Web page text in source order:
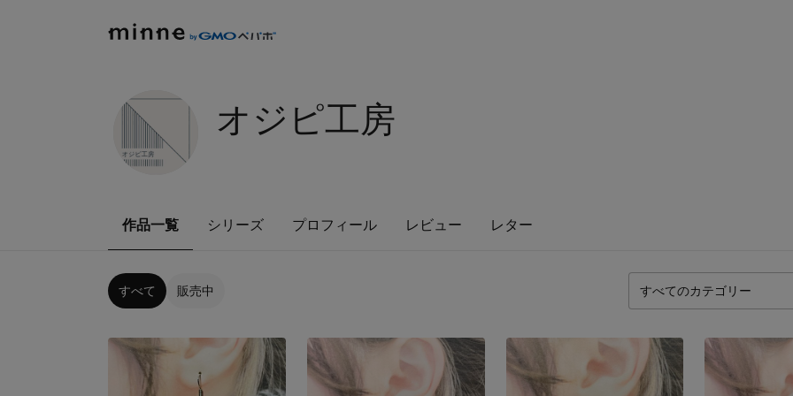
オジピ工房
作品一覧 シリーズ プロフィール レビュー レター
すべて 販売中